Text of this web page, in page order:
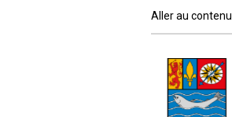
Aller au contenu